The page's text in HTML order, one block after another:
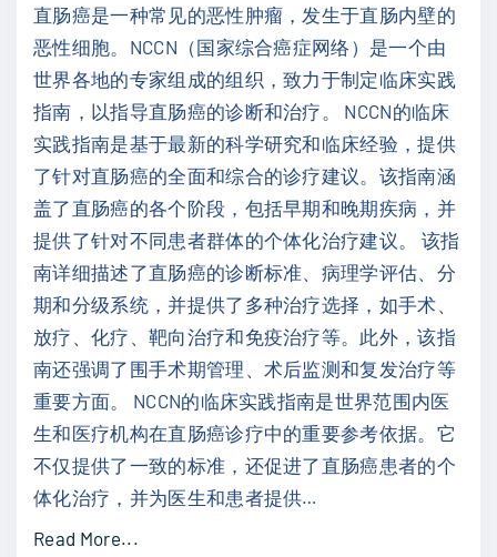
：
T
细
胞
淋
巴
瘤
（
2
0
1
.
V
1
）
直肠癌是一种常见的恶性肿瘤，发生于直肠内壁的
恶性细胞。NCCN（国家综合癌症网络）是一个由
世界各地的专家组成的组织，致力于制定临床实践
指南，以指导直肠癌的诊断和治疗。 NCCN的临床
实践指南是基于最新的科学研究和临床经验，提供
了针对直肠癌的全面和综合的诊疗建议。该指南涵
盖了直肠癌的各个阶段，包括早期和晚期疾病，并
提供了针对不同患者群体的个体化治疗建议。 该指
南详细描述了直肠癌的诊断标准、病理学评估、分
期和分级系统，并提供了多种治疗选择，如手术、
放疗、化疗、靶向治疗和免疫治疗等。此外，该指
南还强调了围手术期管理、术后监测和复发治疗等
重要方面。 NCCN的临床实践指南是世界范围内医
生和医疗机构在直肠癌诊疗中的重要参考依据。它
不仅提供了一致的标准，还促进了直肠癌患者的个
体化治疗，并为医生和患者提供…
Read More..."